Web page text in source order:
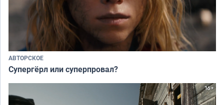
АВТОРСКОЕ
Супергёрл или суперпровал?